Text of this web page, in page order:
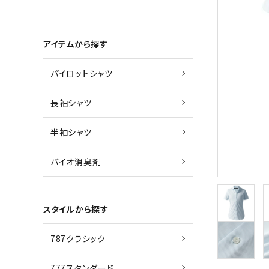
アイテムから探す
パイロットシャツ
長袖シャツ
半袖シャツ
バイオ消臭剤
スタイルから探す
787クラシック